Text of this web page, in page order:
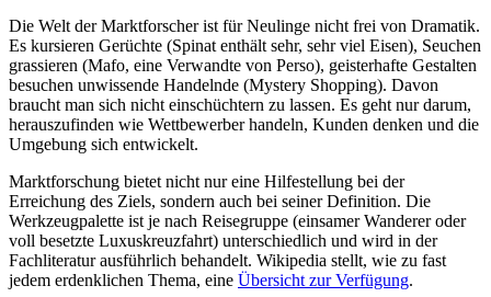
Die Welt der Marktforscher ist für Neulinge nicht frei von Dramatik.
Es kursieren Gerüchte (Spinat enthält sehr, sehr viel Eisen), Seuchen
grassieren (Mafo, eine Verwandte von Perso), geisterhafte Gestalten
besuchen unwissende Handelnde (Mystery Shopping). Davon
braucht man sich nicht einschüchtern zu lassen. Es geht nur darum,
herauszufinden wie Wettbewerber handeln, Kunden denken und die
Umgebung sich entwickelt.
Marktforschung bietet nicht nur eine Hilfestellung bei der
Erreichung des Ziels, sondern auch bei seiner Definition. Die
Werkzeugpalette ist je nach Reisegruppe (einsamer Wanderer oder
voll besetzte Luxuskreuzfahrt) unterschiedlich und wird in der
Fachliteratur ausführlich behandelt. Wikipedia stellt, wie zu fast
jedem erdenklichen Thema, eine Übersicht zur Verfügung.